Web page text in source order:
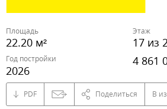
Площадь
22.20 м²
Этаж
17 из
Год постройки
2026
4 861
PDF Поделиться В